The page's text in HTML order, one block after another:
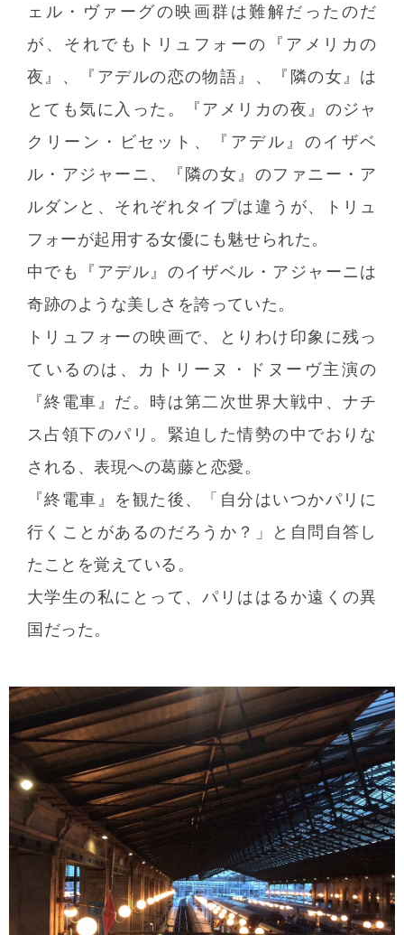
ェル・ヴァーグの映画群は難解だったのだ
が、それでもトリュフォーの『アメリカの
夜』、『アデルの恋の物語』、『隣の女』は
とても気に入った。『アメリカの夜』のジャ
クリーン・ビセット、『アデル』のイザベ
ル・アジャーニ、『隣の女』のファニー・ア
ルダンと、それぞれタイプは違うが、トリュ
フォーが起用する女優にも魅せられた。
中でも『アデル』のイザベル・アジャーニは
奇跡のような美しさを誇っていた。
トリュフォーの映画で、とりわけ印象に残っ
ているのは、カトリーヌ・ドヌーヴ主演の
『終電車』だ。時は第二次世界大戦中、ナチ
ス占領下のパリ。緊迫した情勢の中でおりな
される、表現への葛藤と恋愛。
『終電車』を観た後、「自分はいつかパリに
行くことがあるのだろうか？」と自問自答し
たことを覚えている。
大学生の私にとって、パリははるか遠くの異
国だった。